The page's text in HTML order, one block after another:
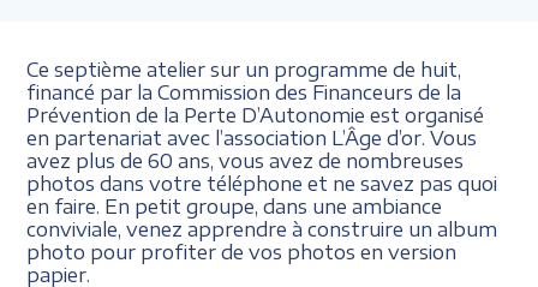
Ce septième atelier sur un programme de huit,
financé par la Commission des Financeurs de la
Prévention de la Perte D’Autonomie est organisé
en partenariat avec l’association L’Âge d’or. Vous
avez plus de 60 ans, vous avez de nombreuses
photos dans votre téléphone et ne savez pas quoi
en faire. En petit groupe, dans une ambiance
conviviale, venez apprendre à construire un album
photo pour profiter de vos photos en version
papier.